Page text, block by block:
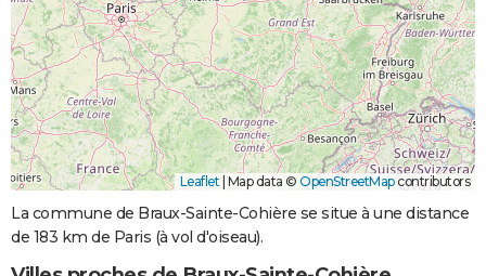
Leaflet Map data © OpenStreetMapcontributors
La commune de Braux-Sainte-Cohière se situe à une distance
de 183 km de Paris (à vol d'oiseau).